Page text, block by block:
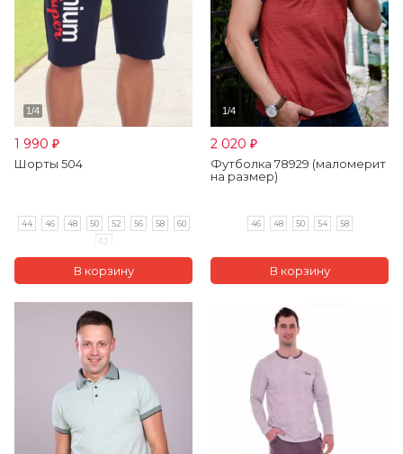
1 990 ₽
Шорты 504
44 46 48 50 52 56 58
60
62
2 020 ₽
Футболка 78929 (маломерит
на размер)
46 48 50 54 58